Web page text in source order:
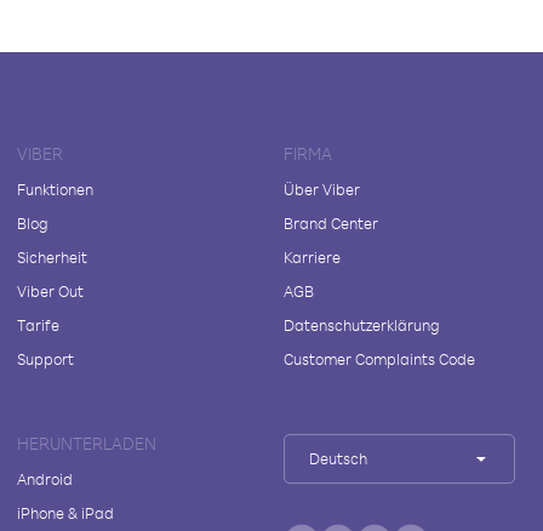
VIBER
Funktionen
Blog
Sicherheit
Viber Out
Tarife
Support
FIRMA
Über Viber
Brand Center
Karriere
AGB
Datenschutzerklärung
Customer Complaints Code
HERUNTERLADEN
Android
iPhone & iPad
Deutsch